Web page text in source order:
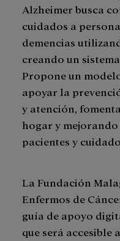
Alzheimer busca
cuidados a
demencias
creando un
Propone un
apoyar la
y atención,
hogar y
pacientes y
La Fundación
Enfermos de
guía de apoyo
que será accesible